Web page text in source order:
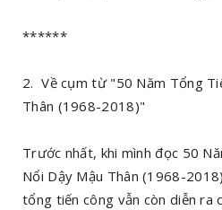
******
2. Về cụm từ "50 Năm Tổng
Thân (1968-2018)"
Trước nhất, khi mình đọc 50
Nổi Dậy Mậu Thân (1968-
tổng tiến công vẫn còn diễn ra